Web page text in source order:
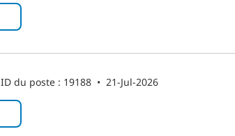
ID du poste : 19188 • 21-Jul-2026